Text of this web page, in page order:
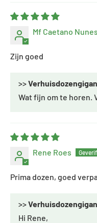
Mf Caetano Nunes
Zijn goed
>>
Wat fijn om te horen.
Rene Roes
Prima dozen, goed
>>
Hi Rene,